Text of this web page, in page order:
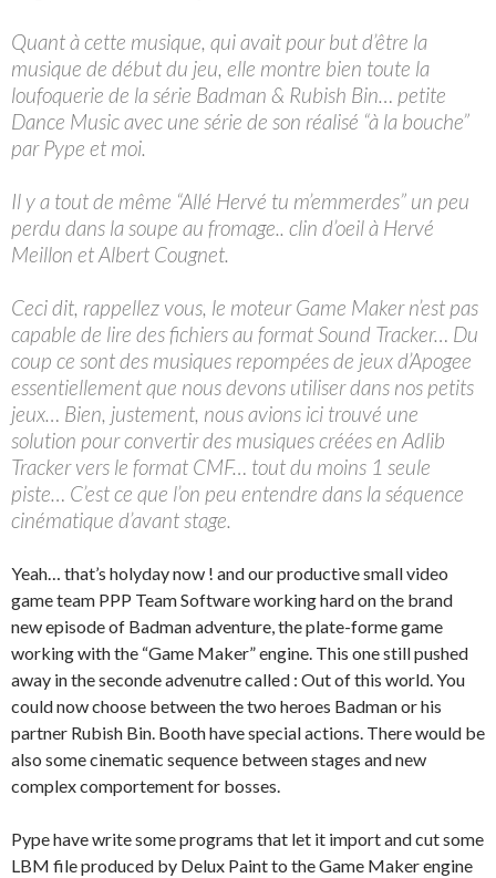
Quant à cette musique, qui avait pour but d’être la
musique de début du jeu, elle montre bien toute la
loufoquerie de la série Badman & Rubish Bin… petite
Dance Music avec une série de son réalisé “à la bouche”
par Pype et moi.
Il y a tout de même “Allé Hervé tu m’emmerdes” un peu
perdu dans la soupe au fromage.. clin d’oeil à Hervé
Meillon et Albert Cougnet.
Ceci dit, rappellez vous, le moteur Game Maker n’est pas
capable de lire des fichiers au format Sound Tracker… Du
coup ce sont des musiques repompées de jeux d’Apogee
essentiellement que nous devons utiliser dans nos petits
jeux… Bien, justement, nous avions ici trouvé une
solution pour convertir des musiques créées en Adlib
Tracker vers le format CMF… tout du moins 1 seule
piste… C’est ce que l’on peu entendre dans la séquence
cinématique d’avant stage.
Yeah… that’s holyday now ! and our productive small video
game team PPP Team Software working hard on the brand
new episode of Badman adventure, the plate-forme game
working with the “Game Maker” engine. This one still pushed
away in the seconde advenutre called : Out of this world. You
could now choose between the two heroes Badman or his
partner Rubish Bin. Booth have special actions. There would be
also some cinematic sequence between stages and new
complex comportement for bosses.
Pype have write some programs that let it import and cut some
LBM file produced by Delux Paint to the Game Maker engine